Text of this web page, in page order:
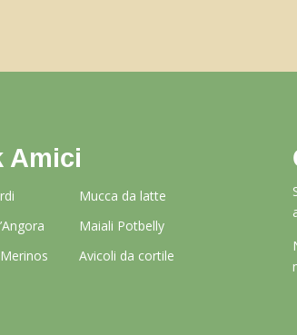
Amici
Mucca da latte
Maiali Potbelly
Avicoli da cortile